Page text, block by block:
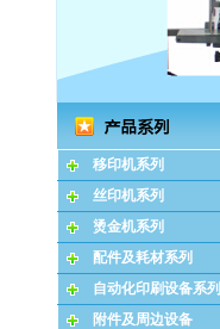
移印机系列
丝印机系列
烫金机系列
配件及耗材系列
自动化印刷设备系列
附件及周边设备